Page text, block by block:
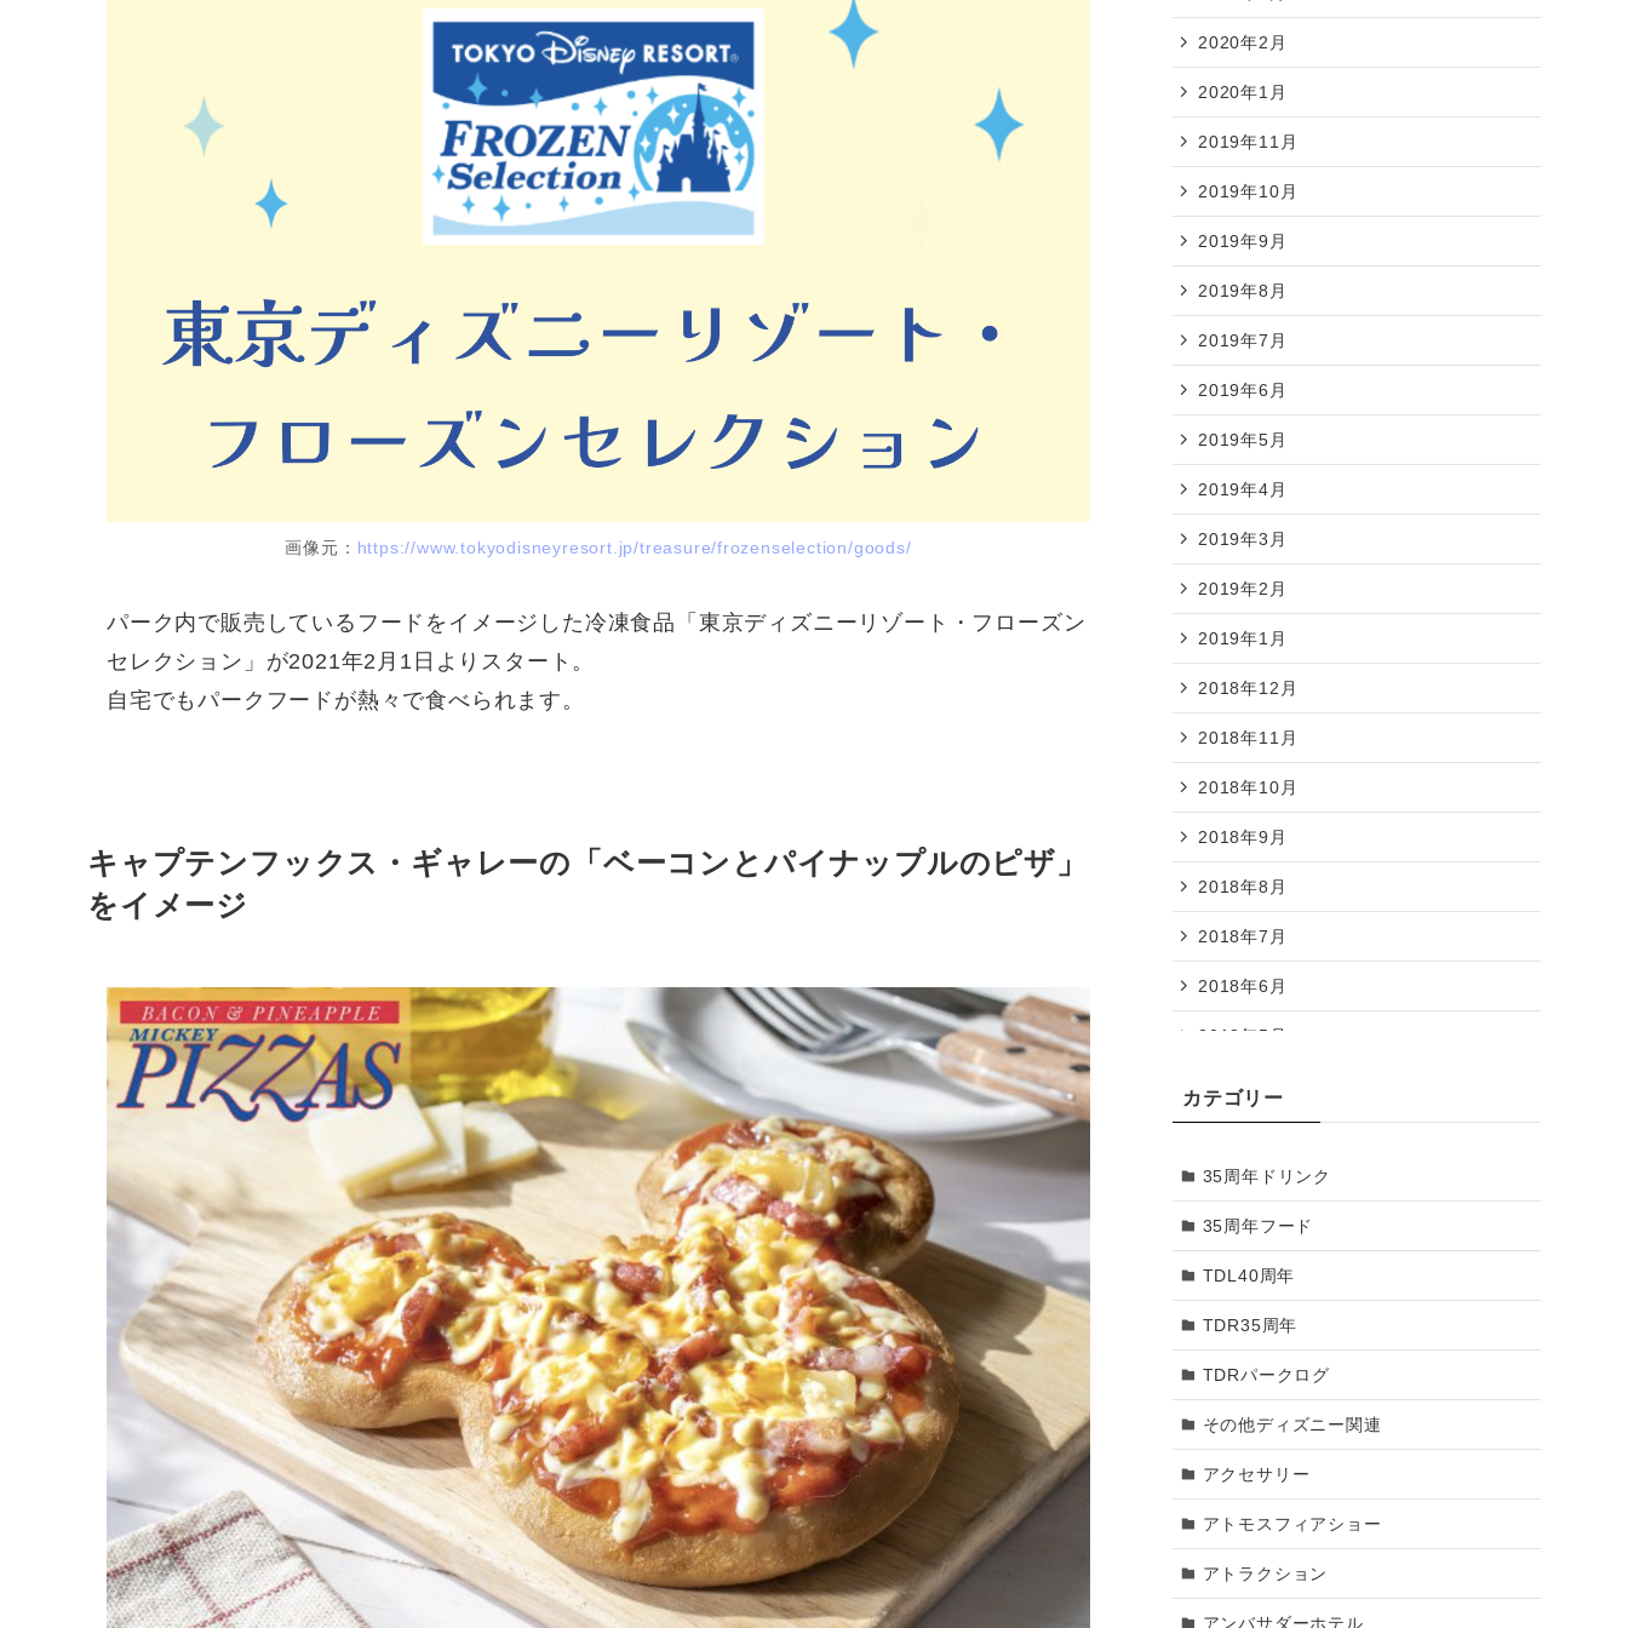
画像元： https://www.tokyodisneyresort.jp/treasure/frozenselection/goods/
パーク内で販売しているフードをイメージした冷凍食品「東京ディズニーリゾート・フローズン
セレクション」が2021年2月1日よりスタート。
自宅でもパークフードが熱々で食べられます。
キャプテンフックス・ギャレーの「ベーコンとパイナップルのピザ」
をイメージ
2020年2月
2020年1月
2019年11月
2019年10月
2019年9月
2019年8月
2019年7月
2019年6月
2019年5月
2019年4月
2019年3月
2019年2月
2019年1月
2018年12月
2018年11月
2018年10月
2018年9月
2018年8月
2018年7月
2018年6月
2018年5月
2018年4月
2018年2月
2018年1月
2017年12月
2017年11月
2017年10月
2017年9月
2017年8月
2017年7月
2017年6月
カテゴリー
35周年ドリンク
35周年フード
TDL40周年
TDR35周年
TDRパークログ
その他ディズニー関連
アクセサリー
アトモスフィアショー
アトラクション
アンバサダーホテル